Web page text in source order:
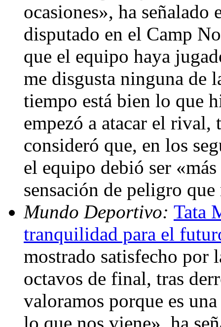
ocasiones», ha señalado
disputado en el Camp
que el equipo haya
me disgusta ninguna de
tiempo está bien lo que
empezó a atacar el rival,
consideró que, en los
el equipo debió ser
sensación de peligro
Mundo Deportivo: Tata
tranquilidad para el
mostrado satisfecho por
octavos de final, tras
valoramos porque es
lo que nos viene», ha